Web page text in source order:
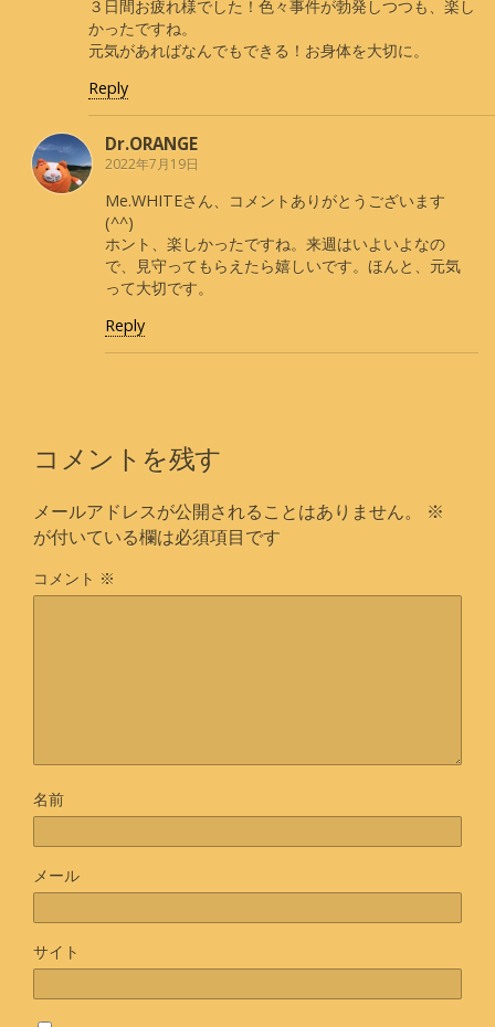
３日間お疲れ様でした！色々事件が勃発しつつも、楽し
かったですね。
元気があればなんでもできる！お身体を大切に。
Reply
Dr.ORANGE
2022年7月19日
Me.WHITEさん、コメントありがとうございます
(^^)
ホント、楽しかったですね。来週はいよいよなの
で、見守ってもらえたら嬉しいです。ほんと、元気
って大切です。
Reply
コメントを残す
メールアドレスが公開されることはありません。
※
が付いている欄は必須項目です
コメント ※
名前
メール
サイト